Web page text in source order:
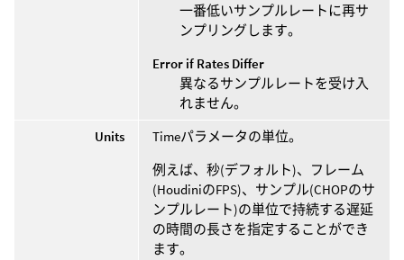
一番低いサンプルレートに再サ
ンプリングします。
Error if Rates Differ
異なるサンプルレートを受け入
れません。
Units
Timeパラメータの単位。
例えば、秒(デフォルト)、フレーム
(HoudiniのFPS)、サンプル(CHOPのサ
ンプルレート)の単位で持続する遅延
の時間の長さを指定することができ
ます。